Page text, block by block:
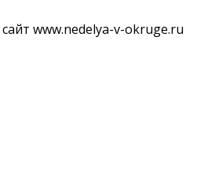
www.nedelya-v-okruge.ru